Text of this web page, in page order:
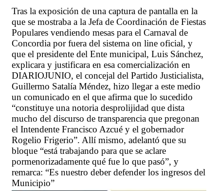
Tras la exposición de una captura de pantalla en la
que se mostraba a la Jefa de Coordinación de Fiestas
Populares vendiendo mesas para el Carnaval de
Concordia por fuera del sistema on line oficial, y
que el presidente del Ente municipal, Luis Sánchez,
explicara y justificara en esa comercialización en
DIARIOJUNIO, el concejal del Partido Justicialista,
Guillermo Satalía Méndez, hizo llegar a este medio
un comunicado en el que afirma que lo sucedido
“constituye una notoria desprolijidad que dista
mucho del discurso de transparencia que pregonan
el Intendente Francisco Azcué y el gobernador
Rogelio Frigerio”. Allí mismo, adelantó que su
bloque “está trabajando para que se aclare
pormenorizadamente qué fue lo que pasó”, y
remarca: “Es nuestro deber defender los ingresos del
Municipio”